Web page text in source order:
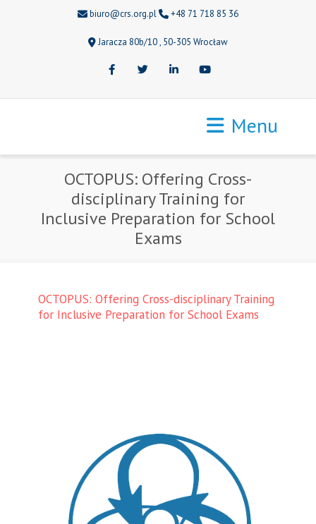
biuro@crs.org.pl +48 71 718 85 36
Jaracza 80b/10 , 50-305 Wrocław
FacebookTwitter LinkedInYoutube
Menu
OCTOPUS: Offering Cross-
disciplinary Training for
Inclusive Preparation for School
Exams
OCTOPUS: Offering Cross-disciplinary Training
for Inclusive Preparation for School Exams